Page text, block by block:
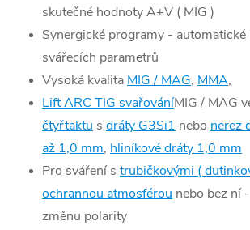
skutečné hodnoty A+V ( MIG )
Synergické programy - automatické
svářecích parametrů
Vysoká kvalita MIG / MAG, MMA,
Lift ARC TIG svařováníMIG / MAG
čtyřtaktu s dráty G3Si1 nebo nerez
až 1,0 mm, hliníkové dráty 1,0 mm
Pro sváření s trubičkovými (
ochrannou atmosférou nebo bez ní
změnu polarity